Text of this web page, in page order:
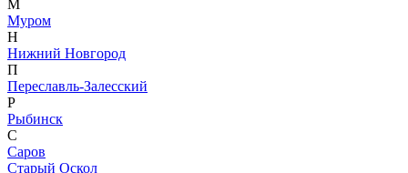
М
Муром
Н
Нижний Новгород
П
Переславль-Залесский
Р
Рыбинск
С
Саров
Старый Оскол